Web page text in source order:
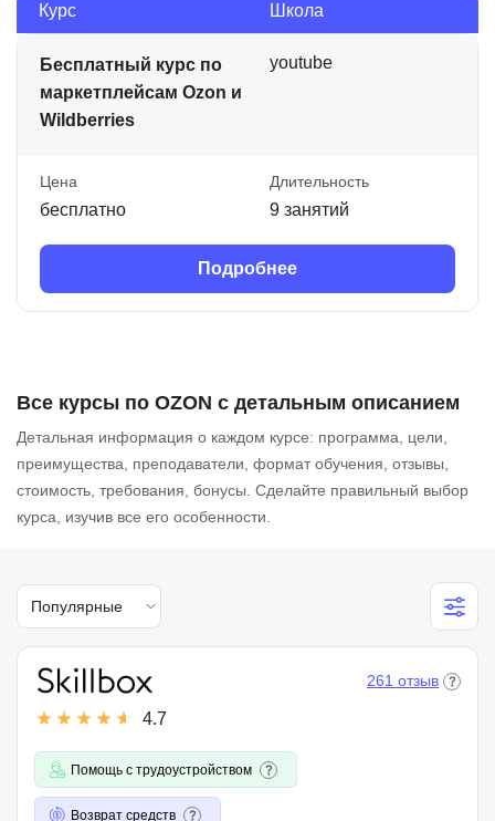
Курс Школа
Бесплатный курс по
маркетплейсам Ozon и
Wildberries
youtube
Цена
бесплатно
Длительность
9 занятий
Подробнее
Все курсы по OZON с детальным описанием
Детальная информация о каждом курсе: программа, цели,
преимущества, преподаватели, формат обучения, отзывы,
стоимость, требования, бонусы. Сделайте правильный выбор
курса, изучив все его особенности.
Популярные
4.7
261 отзыв
Помощь с трудоустройством
Возврат средств